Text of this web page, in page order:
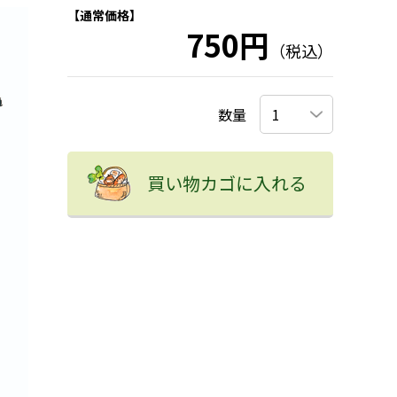
【通常価格】
750円 （税込）
数量
買い物カゴに入れる